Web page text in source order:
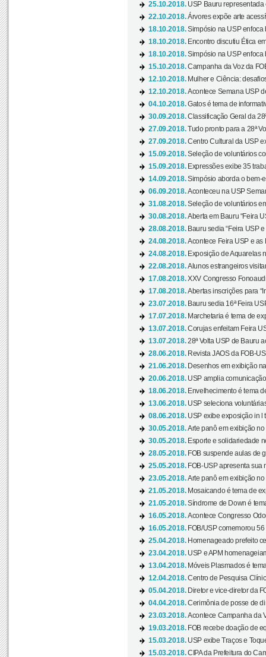
25.10.2018. USP Bauru representada
22.10.2018.Árvores expõe arte
18.10.2018.Simpósio na USP enfoca
18.10.2018. Encontro discutiu Ética
18.10.2018.Simpósio na USP enfoca
15.10.2018.Campanha da Voz da
12.10.2018. Mulher e Ciência:
12.10.2018.Acontece Semana USP
04.10.2018.Gatos é tema de
30.09.2018.Classificação Geral da
27.09.2018.Tudo pronto para a 28ª
27.09.2018.Centro Cultural da USP
15.09.2018.Seleção de voluntários
15.09.2018. Expressões exibe 35
14.09.2018.Simpósio aborda o bem-
06.09.2018.Aconteceu na USP
31.08.2018.Seleção de voluntários
30.08.2018.Aberta em Bauru “Feira
28.08.2018. Bauru sedia “Feira USP
24.08.2018.Acontece Feira USP e as
24.08.2018. Exposição de Aquarelas
22.08.2018.Alunos estrangeiros
17.08.2018.XXV Congresso
17.08.2018.Abertas inscrições para
23.07.2018. Bauru sedia 16ª Feira
17.07.2018. Marchetaria é tema de
13.07.2018.Corujas enfeitam Feira
13.07.2018.28ª Volta USP de Bauru
28.06.2018. Revista JAOS da FOB-
21.06.2018. Desenhos em exibição
20.06.2018. USP amplia
18.06.2018. Envelhecimento é tema
13.06.2018. USP seleciona
08.06.2018. USP exibe exposição in l
30.05.2018.Arte panô em exibição no
30.05.2018. Esporte e solidariedade
28.05.2018. FOB suspende aulas de
25.05.2018. FOB-USP apresenta sua
23.05.2018.Arte panô em exibição no
21.05.2018. Mosaicando é tema de
21.05.2018.Síndrome de Down é
16.05.2018.Acontece Congresso
16.05.2018. FOB/USP comemorou
25.04.2018. Homenageado prefeito
23.04.2018. USP e APM
13.04.2018. Móveis Plasmados é
12.04.2018.Centro de Pesquisa
05.04.2018. Diretor e vice-diretor da
04.04.2018.Cerimônia de posse de
23.03.2018.Acontece Campanha da
19.03.2018. FOB recebe doação de
15.03.2018. USP exibe Traços e
15.03.2018.CIPA da Prefeitura do